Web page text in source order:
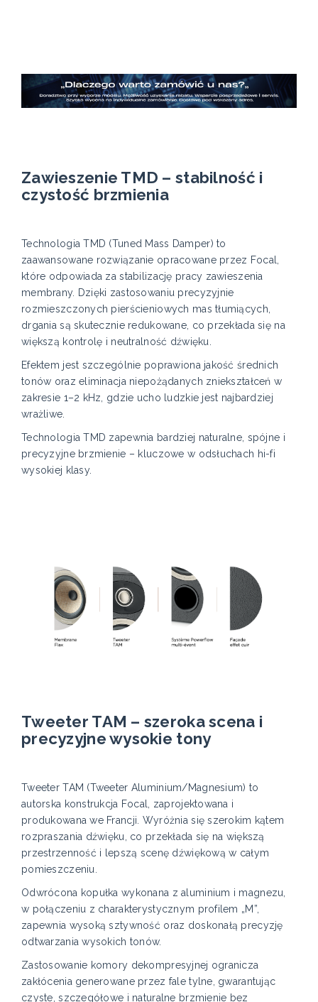
Zawieszenie TMD – stabilność i
czystość brzmienia
Technologia TMD (Tuned Mass Damper) to
zaawansowane rozwiązanie opracowane przez Focal,
które odpowiada za stabilizację pracy zawieszenia
membrany. Dzięki zastosowaniu precyzyjnie
rozmieszczonych pierścieniowych mas tłumiących,
drgania są skutecznie redukowane, co przekłada się na
większą kontrolę i neutralność dźwięku.
Efektem jest szczególnie poprawiona jakość średnich
tonów oraz eliminacja niepożądanych zniekształceń w
zakresie 1–2 kHz, gdzie ucho ludzkie jest najbardziej
wrażliwe.
Technologia TMD zapewnia bardziej naturalne, spójne i
precyzyjne brzmienie – kluczowe w odsłuchach hi-fi
wysokiej klasy.
Tweeter TAM – szeroka scena i
precyzyjne wysokie tony
Tweeter TAM (Tweeter Aluminium/Magnesium) to
autorska konstrukcja Focal, zaprojektowana i
produkowana we Francji. Wyróżnia się szerokim kątem
rozpraszania dźwięku, co przekłada się na większą
przestrzenność i lepszą scenę dźwiękową w całym
pomieszczeniu.
Odwrócona kopułka wykonana z aluminium i magnezu,
w połączeniu z charakterystycznym profilem „M”,
zapewnia wysoką sztywność oraz doskonałą precyzję
odtwarzania wysokich tonów.
Zastosowanie komory dekompresyjnej ogranicza
zakłócenia generowane przez fale tylne, gwarantując
czyste, szczegółowe i naturalne brzmienie bez